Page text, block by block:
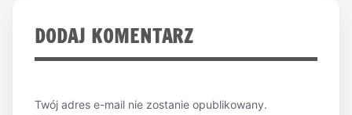
DODAJ KOMENTARZ
Twój adres e-mail nie zostanie opublikowany.